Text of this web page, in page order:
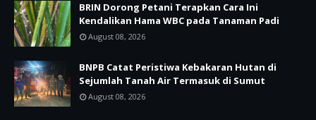
BRIN Dorong Petani Terapkan Cara Ini
Kendalikan Hama WBC pada Tanaman Padi
August 08, 2026
BNPB Catat Peristiwa Kebakaran Hutan di
Sejumlah Tanah Air Termasuk di Sumut
August 08, 2026